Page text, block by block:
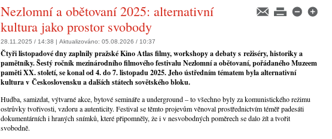
Nezlomní a obětovaní 2025: alternativní
kultura jako prostor svobody
28.11.2025 / 14:38 | Aktualizováno: 05.08.2026 / 10:37
Čtyři listopadové dny zaplnily pražské Kino Atlas filmy, workshopy a debaty s režiséry, historiky a
pamětníky. Šestý ročník mezinárodního filmového festivalu Nezlomní a obětovaní, pořádaného Muzeem
paměti XX. století, se konal od 4. do 7. listopadu 2025. Jeho ústředním tématem byla alternativní
kultura v Československu a dalších státech sovětského bloku.
Hudba, samizdat, výtvarné akce, bytové semináře a underground – to všechno byly za komunistického režimu
ostrůvky tvořivosti, vzdoru a autenticity. Festival se těmto projevům věnoval prostřednictvím téměř padesáti
dokumentárních i hraných snímků, které připomněly, že i v nesvobodných poměrech se dalo žít a tvořit
svobodně.